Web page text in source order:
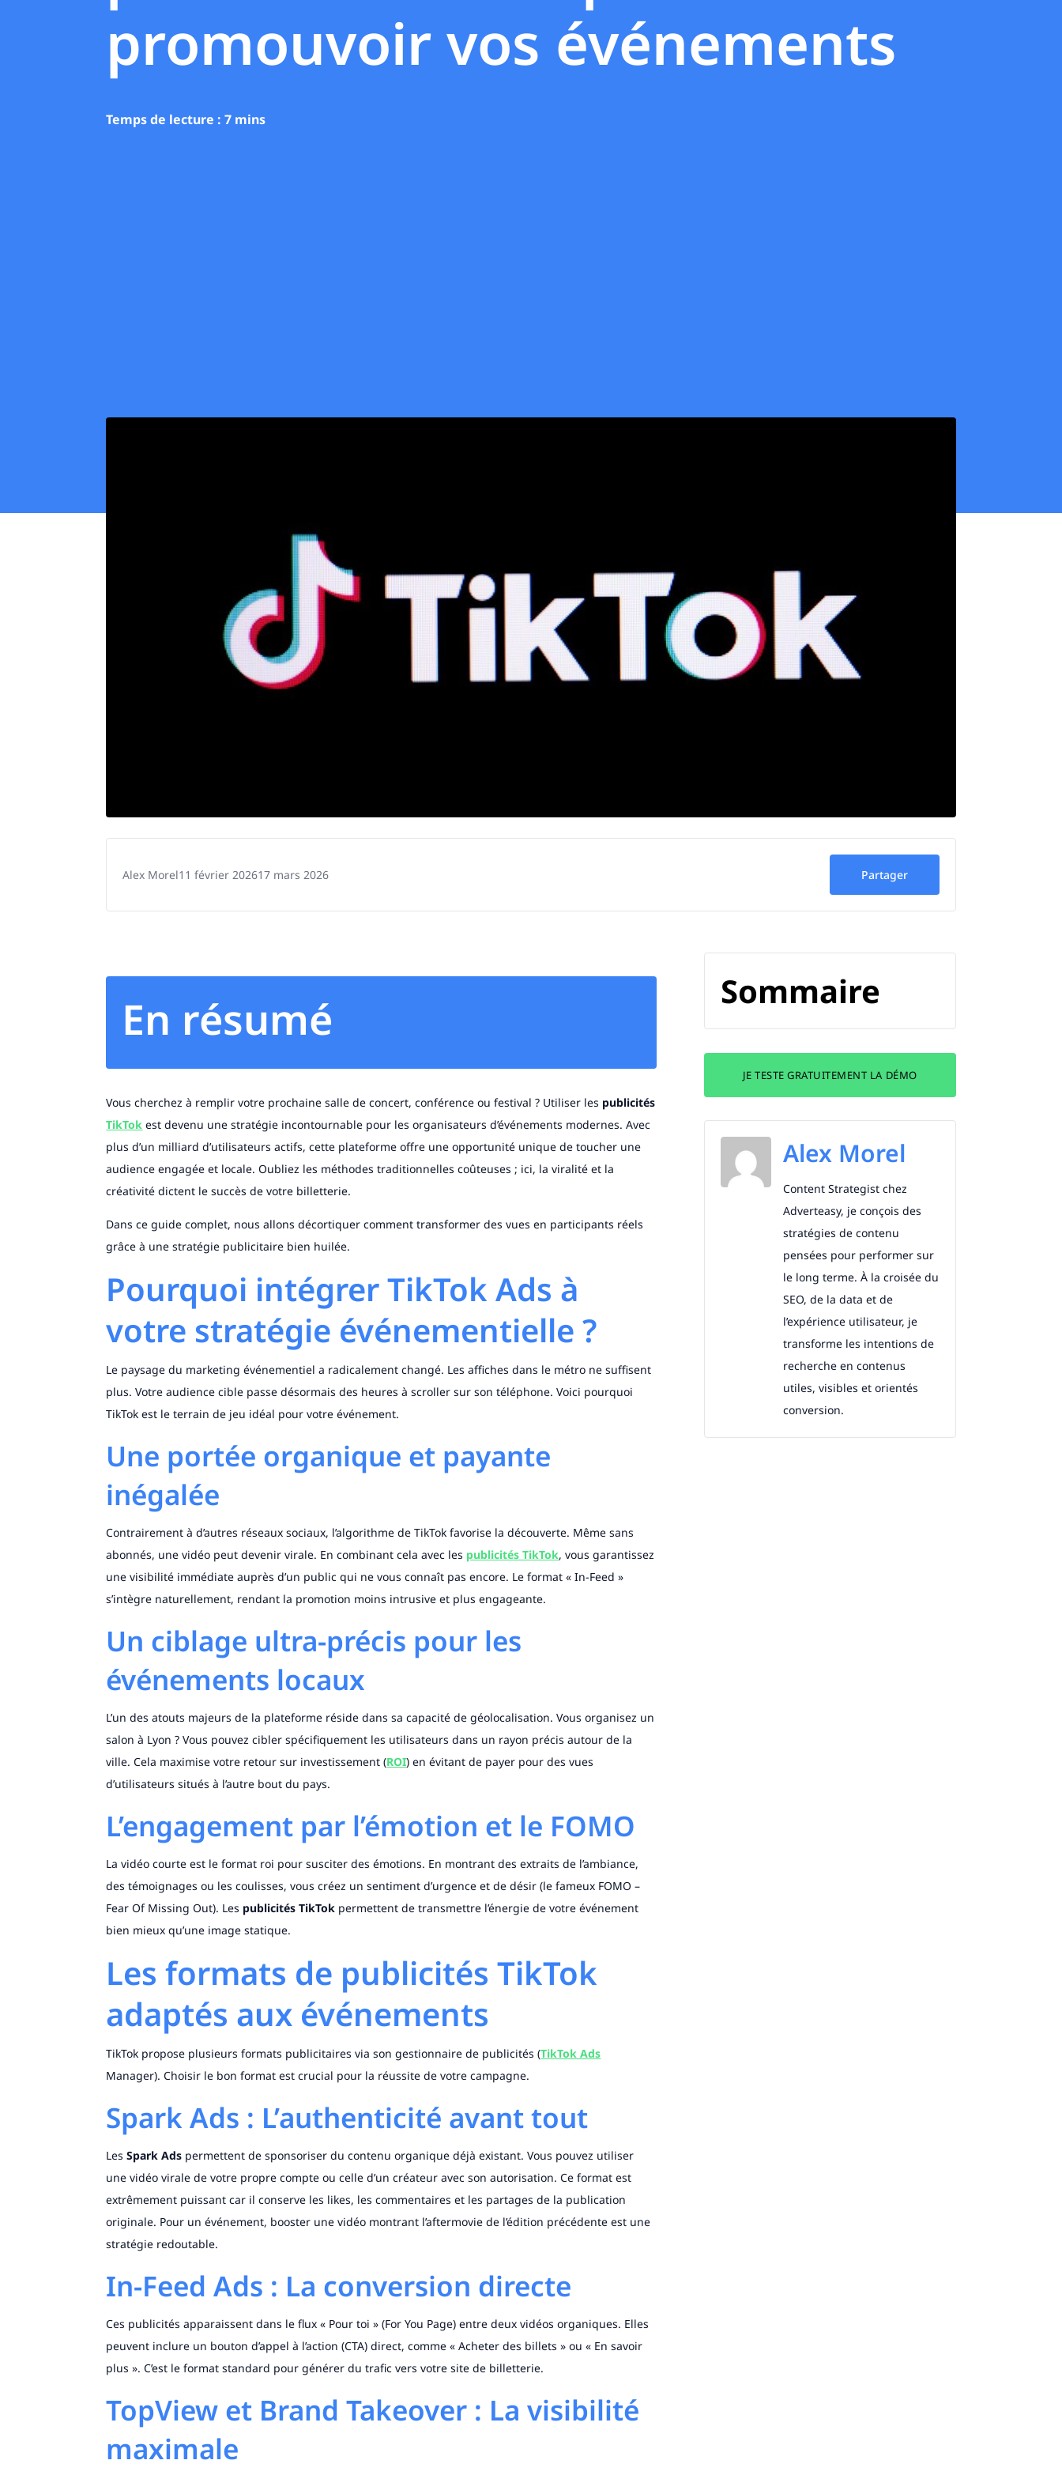
promouvoir vos événements
Alex Morel11 février 202617 mars 2026 Partager
En résumé
Vous cherchez à remplir votre prochaine salle de concert, conférence ou festival ? Utiliser les publicités
TikTok est devenu une stratégie incontournable pour les organisateurs d’événements modernes. Avec
plus d’un milliard d’utilisateurs actifs, cette plateforme offre une opportunité unique de toucher une
audience engagée et locale. Oubliez les méthodes traditionnelles coûteuses ; ici, la viralité et la
créativité dictent le succès de votre billetterie.
Dans ce guide complet, nous allons décortiquer comment transformer des vues en participants réels
grâce à une stratégie publicitaire bien huilée.
Pourquoi intégrer TikTok Ads à
votre stratégie événementielle ?
Le paysage du marketing événementiel a radicalement changé. Les affiches dans le métro ne suffisent
plus. Votre audience cible passe désormais des heures à scroller sur son téléphone. Voici pourquoi
TikTok est le terrain de jeu idéal pour votre événement.
Une portée organique et payante
inégalée
Contrairement à d’autres réseaux sociaux, l’algorithme de TikTok favorise la découverte. Même sans
abonnés, une vidéo peut devenir virale. En combinant cela avec les publicités TikTok, vous garantissez
une visibilité immédiate auprès d’un public qui ne vous connaît pas encore. Le format « In-Feed »
s’intègre naturellement, rendant la promotion moins intrusive et plus engageante.
Un ciblage ultra-précis pour les
événements locaux
L’un des atouts majeurs de la plateforme réside dans sa capacité de géolocalisation. Vous organisez un
salon à Lyon ? Vous pouvez cibler spécifiquement les utilisateurs dans un rayon précis autour de la
ville. Cela maximise votre retour sur investissement (ROI) en évitant de payer pour des vues
d’utilisateurs situés à l’autre bout du pays.
L’engagement par l’émotion et le FOMO
La vidéo courte est le format roi pour susciter des émotions. En montrant des extraits de l’ambiance,
des témoignages ou les coulisses, vous créez un sentiment d’urgence et de désir (le fameux FOMO –
Fear Of Missing Out). Les publicités TikTok permettent de transmettre l’énergie de votre événement
bien mieux qu’une image statique.
Les formats de publicités TikTok
adaptés aux événements
TikTok propose plusieurs formats publicitaires via son gestionnaire de publicités (TikTok Ads
Manager). Choisir le bon format est crucial pour la réussite de votre campagne.
Spark Ads : L’authenticité avant tout
LesSpark Ads permettent de sponsoriser du contenu organique déjà existant. Vous pouvez utiliser
une vidéo virale de votre propre compte ou celle d’un créateur avec son autorisation. Ce format est
extrêmement puissant car il conserve les likes, les commentaires et les partages de la publication
originale. Pour un événement, booster une vidéo montrant l’aftermovie de l’édition précédente est une
stratégie redoutable.
In-Feed Ads : La conversion directe
Ces publicités apparaissent dans le flux « Pour toi » (For You Page) entre deux vidéos organiques. Elles
peuvent inclure un bouton d’appel à l’action (CTA) direct, comme « Acheter des billets » ou « En savoir
plus ». C’est le format standard pour générer du trafic vers votre site de billetterie.
TopView et Brand Takeover : La visibilité
maximale
Sommaire
JE TESTE GRATUITEMENT LA DÉMO
Alex Morel
Content Strategist chez
Adverteasy, je conçois des
stratégies de contenu
pensées pour performer sur
le long terme. À la croisée du
SEO, de la data et de
l’expérience utilisateur, je
transforme les intentions de
recherche en contenus
utiles, visibles et orientés
conversion.